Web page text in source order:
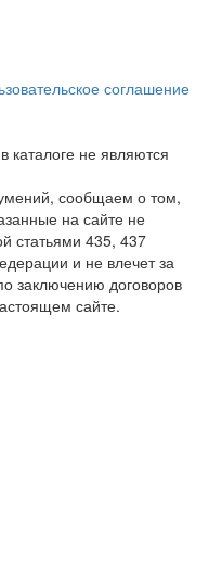
соглашение
каталоге не являются
сообщаем о том,
на сайте не
статьями 435, 437
и не влечет за
заключению договоров
сайте.